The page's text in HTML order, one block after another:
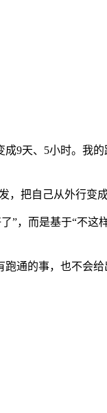
9天、5小时。我
把自己从外行变
”，而是基于“不这
通的事，也不会给